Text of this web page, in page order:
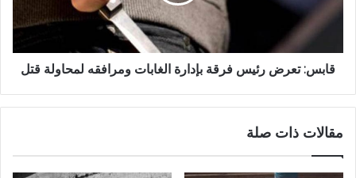
قابس: تعرض رئيس فرقة بإدارة الغابات ومرافقه لمحاولة قتل
مقالات ذات صلة